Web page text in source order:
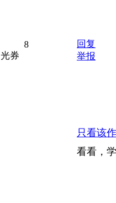
8
光券
回复
举报
只看该
看看，